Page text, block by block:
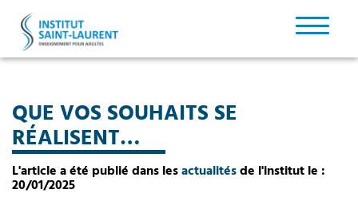
QUE VOS SOUHAITS SE
RÉALISENT…
L'article a été publié dans lesactualitésde l'institut le :
20/01/2025